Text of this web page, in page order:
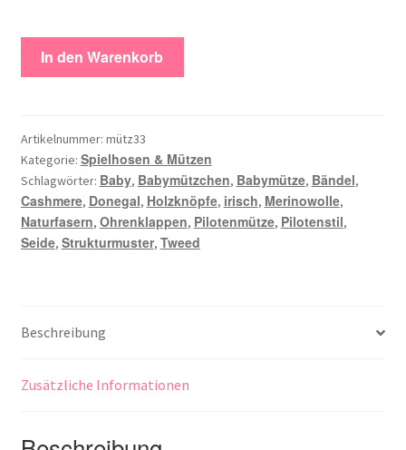
In den Warenkorb
Artikelnummer: mütz33
Kategorie: Spielhosen & Mützen
Schlagwörter: Baby, Babymützchen, Babymütze, Bändel,
Cashmere, Donegal, Holzknöpfe, irisch, Merinowolle,
Naturfasern, Ohrenklappen, Pilotenmütze, Pilotenstil,
Seide, Strukturmuster, Tweed
Beschreibung
Zusätzliche Informationen